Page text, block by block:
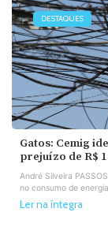
DESTAQUES
Gatos: Cemig
prejuízo de R$
André Silveira
no consumo de
Ler na íntegra